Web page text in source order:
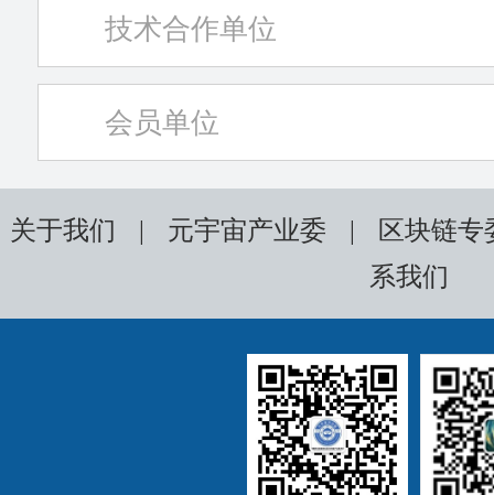
技术合作单位
会员单位
关于我们 | 元宇宙产业委 |
区块链专
系我们